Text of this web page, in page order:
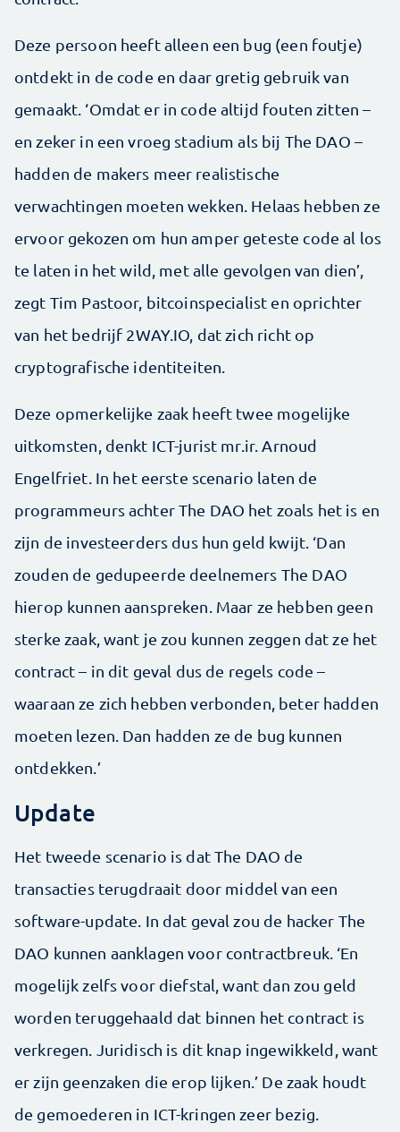
Deze persoon heeft alleen een bug (een foutje)
ontdekt in de code en daar gretig gebruik van
gemaakt. ‘Omdat er in code altijd fouten zitten –
en zeker in een vroeg stadium als bij The DAO –
hadden de makers meer realistische
verwachtingen moeten wekken. Helaas hebben ze
ervoor gekozen om hun amper geteste code al los
te laten in het wild, met alle gevolgen van dien’,
zegt Tim Pastoor, bitcoinspecialist en oprichter
van het bedrijf 2WAY.IO, dat zich richt op
cryptografische identiteiten.
Deze opmerkelijke zaak heeft twee mogelijke
uitkomsten, denkt ICT-jurist mr.ir. Arnoud
Engelfriet. In het eerste scenario laten de
programmeurs achter The DAO het zoals het is en
zijn de investeerders dus hun geld kwijt. ‘Dan
zouden de gedupeerde deelnemers The DAO
hierop kunnen aanspreken. Maar ze hebben geen
sterke zaak, want je zou kunnen zeggen dat ze het
contract – in dit geval dus de regels code –
waaraan ze zich hebben verbonden, beter hadden
moeten lezen. Dan hadden ze de bug kunnen
ontdekken.’
Update
Het tweede scenario is dat The DAO de
transacties terugdraait door middel van een
software-update. In dat geval zou de hacker The
DAO kunnen aanklagen voor contractbreuk. ‘En
mogelijk zelfs voor diefstal, want dan zou geld
worden teruggehaald dat binnen het contract is
verkregen. Juridisch is dit knap ingewikkeld, want
er zijn geenzaken die erop lijken.’ De zaak houdt
de gemoederen in ICT-kringen zeer bezig.